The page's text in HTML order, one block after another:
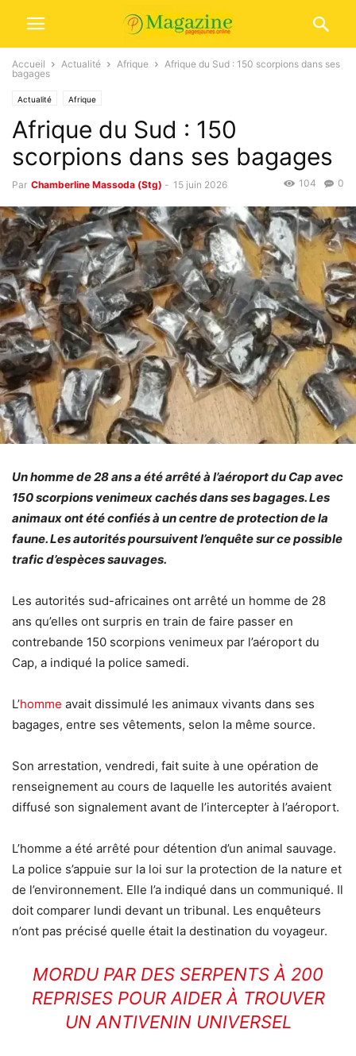
Accueil Actualité Afrique
Afrique du Sud : 150 scorpions dans ses
bagages
Actualité Afrique
Afrique du Sud : 150
scorpions dans ses bagages
Par Chamberline Massoda (Stg) - 15 juin 2026 0
104
Un homme de 28 ans a été arrêté à l’aéroport du Cap avec
150 scorpions venimeux cachés dans ses bagages. Les
animaux ont été confiés à un centre de protection de la
faune. Les autorités poursuivent l’enquête sur ce possible
trafic d’espèces sauvages.
Les autorités sud-africaines ont arrêté un homme de 28
ans qu’elles ont surpris en train de faire passer en
contrebande 150 scorpions venimeux par l’aéroport du
Cap, a indiqué la police samedi.
L’homme avait dissimulé les animaux vivants dans ses
bagages, entre ses vêtements, selon la même source.
Son arrestation, vendredi, fait suite à une opération de
renseignement au cours de laquelle les autorités avaient
diffusé son signalement avant de l’intercepter à l’aéroport.
L’homme a été arrêté pour détention d’un animal sauvage.
La police s’appuie sur la loi sur la protection de la nature et
de l’environnement. Elle l’a indiqué dans un communiqué. Il
doit comparer lundi devant un tribunal. Les enquêteurs
n’ont pas précisé quelle était la destination du voyageur.
MORDU PAR DES SERPENTS À 200
REPRISES POUR AIDER À TROUVER
UN ANTIVENIN UNIVERSEL